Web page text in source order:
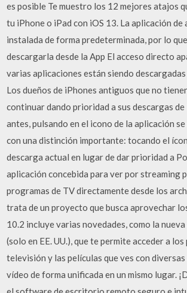
es posible Te muestro los 12 mejores atajos
tu iPhone o iPad con iOS 13. La aplicación
instalada de forma predeterminada, por lo
descargarla desde la App El acceso directo
varias aplicaciones están siendo
Los dueños de iPhones antiguos que no
continuar dando prioridad a sus descargas de
antes, pulsando en el icono de la aplicación
con una distinción importante: tocando el
descarga actual en lugar de dar prioridad a
aplicación concebida para ver por streaming
programas de TV directamente desde los
trata de un proyecto que busca aprovechar
10.2 incluye varias novedades, como la
(solo en EE. UU.), que te permite acceder a
televisión y las películas que ves con
vídeo de forma unificada en un mismo lugar.